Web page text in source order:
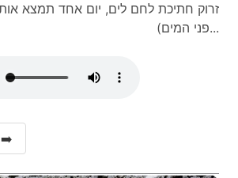
זרוק חתיכת לחם לים, יום אחד תמצא
פני המים)...
➡️